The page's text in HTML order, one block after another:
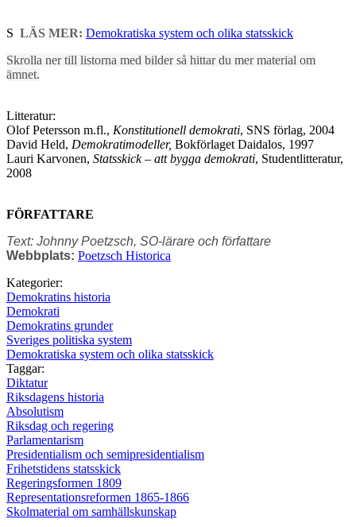
S LÄS MER: Demokratiska system och olika statsskick
Skrolla ner till listorna med bilder så hittar du mer material om
ämnet.
Litteratur:
Olof Petersson m.fl., Konstitutionell demokrati, SNS förlag, 2004
David Held, Demokratimodeller, Bokförlaget Daidalos, 1997
Lauri Karvonen, Statsskick – att bygga demokrati, Studentlitteratur,
2008
FÖRFATTARE
Text: Johnny Poetzsch, SO-lärare och författare
Webbplats: Poetzsch Historica
Kategorier:
Demokratins historia
Demokrati
Demokratins grunder
Sveriges politiska system
Demokratiska system och olika statsskick
Taggar:
Diktatur
Riksdagens historia
Absolutism
Riksdag och regering
Parlamentarism
Presidentialism och semipresidentialism
Frihetstidens statsskick
Regeringsformen 1809
Representationsreformen 1865-1866
Skolmaterial om samhällskunskap